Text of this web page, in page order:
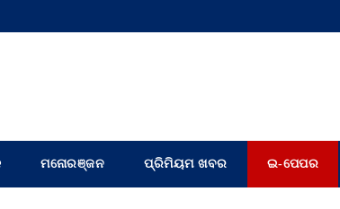
ମନୋରଞ୍ଜନ ପ୍ରିମିୟମ ଖବର ଇ-ପେପର